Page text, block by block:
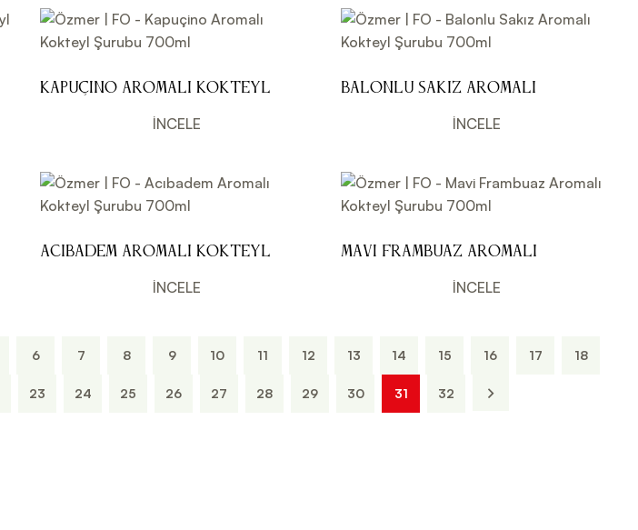
Kapuçino Aromalı Kokteyl
İNCELE
Balonlu Sakız Aromalı
İNCELE
Acıbadem Aromalı Kokteyl
İNCELE
Mavi Frambuaz Aromalı
İNCELE
6 7 8 9 10 11 12 13 14 15 16 17 18
23 24 25 26 27 28 29 30 31 32